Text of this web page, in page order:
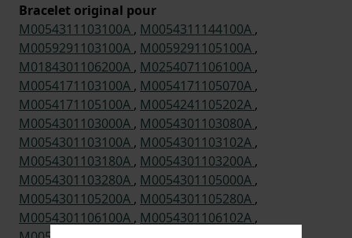
Bracelet original pour
M0054311103100A , M0054311144100A ,
M0059291103100A , M0059291105100A ,
M0184301106200A , M0254071106100A ,
M0054171103100A , M0054171105070A ,
M0054171105100A , M0054241105202A ,
M0054301103000A , M0054301103080A ,
M0054301103100A , M0054301103102A ,
M0054301103180A , M0054301103200A ,
M0054301103280A , M0054301105000A ,
M0054301105200A , M0054301105280A ,
M0054301106100A , M0054301106102A ,